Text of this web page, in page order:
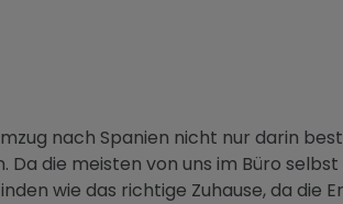
nach Spanien nicht nur darin
die meisten von uns im Büro selbst
wie das richtige Zuhause, da die